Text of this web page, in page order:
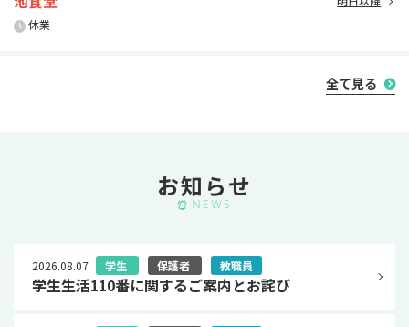
休業
全て見る
お知らせ
News
2026.08.07 学⽣ 保護者 教職員
学生生活110番に関するご案内とお詫び